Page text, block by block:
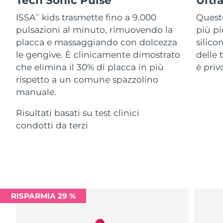
ISSATM
kids trasmette fino a 9.000
pulsazioni al minuto, rimuovendo la
placca e massaggiando con dolcezza
le gengive. È clinicamente dimostrato
che elimina il 30% di placca in più
rispetto a un comune spazzolino
manuale.
Risultati basati su test clinici
condotti da terzi
più
delle
è
RISPARMIA 29 %
For healthy hair
Cosmetici Uomini
Vedi tutto
APP FOREO
Israele
Italia Consegna stimata 8/9/26
Giappone Consegna stimata 8/12/26
Jersey Consegna stimata
Kuwait
Lituania